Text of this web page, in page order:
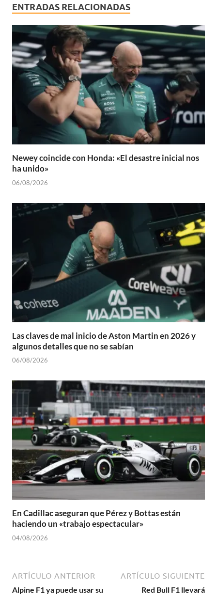
ENTRADAS RELACIONADAS
Newey coincide con Honda: «El desastre inicial nos
ha unido»
06/08/2026
Las claves de mal inicio de Aston Martin en 2026 y
algunos detalles que no se sabían
06/08/2026
En Cadillac aseguran que Pérez y Bottas están
haciendo un «trabajo espectacular»
04/08/2026
ARTÍCULO ANTERIOR
Alpine F1 ya puede usar su
ARTÍCULO SIGUIENTE
Red Bull F1 llevará